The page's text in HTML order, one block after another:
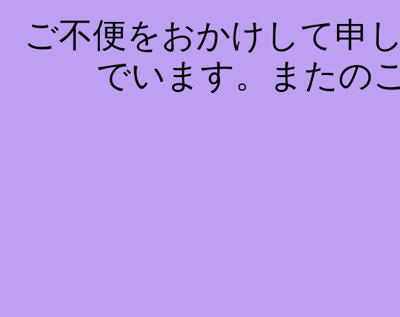
ご不便をおかけして申
でいます。またの